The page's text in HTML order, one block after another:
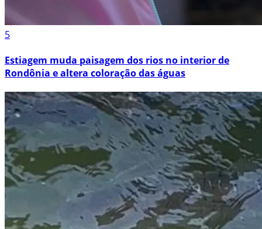
5
Estiagem muda paisagem dos rios no interior de
Rondônia e altera coloração das águas